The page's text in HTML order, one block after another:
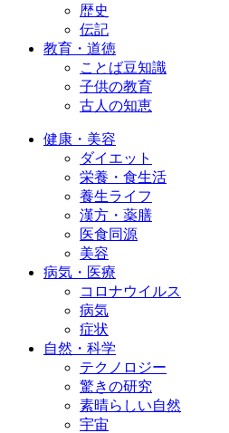
歴史
伝記
教育・道徳
ことば豆知識
子供の教育
古人の知恵
健康・美容
ダイエット
栄養・食生活
養生ライフ
漢方・薬膳
医食同源
美容
病気・医療
コロナウイルス
病気
症状
自然・科学
テクノロジー
驚きの研究
素晴らしい自然
宇宙